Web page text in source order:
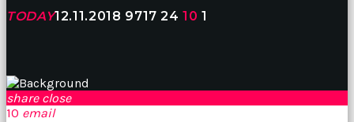
birbirlerine
teşekkür
yapmak
için
sözleşiyorlar
TODAY12.11.2018 97172410 1
share close
10 email